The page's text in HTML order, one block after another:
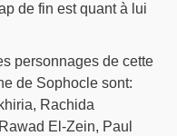
de fin est quant à lui
personnages de cette
de Sophocle sont:
Rachida
El-Zein, Paul